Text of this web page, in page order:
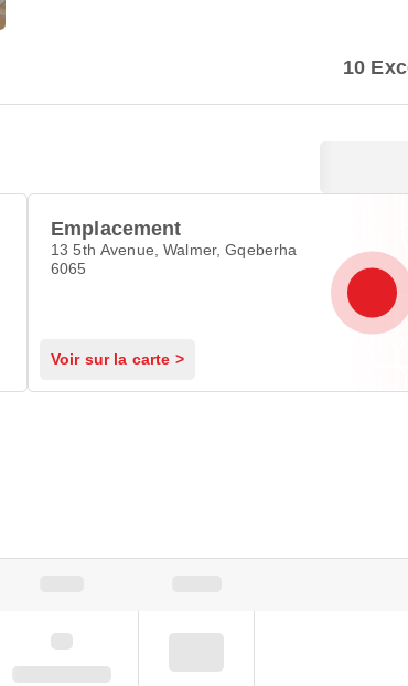
10
Emplacement
13 5th Avenue, Walmer, Gqeberha
6065
Voir sur la carte >